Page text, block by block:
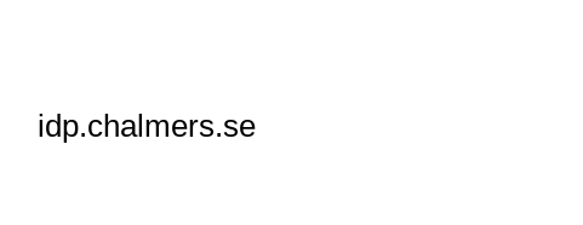
idp.chalmers.se